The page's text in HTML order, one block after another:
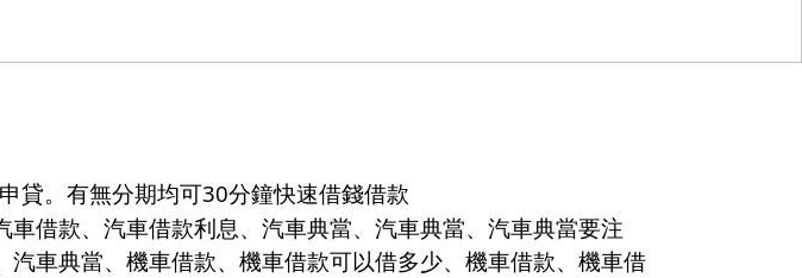
貸。有無分期均可30分鐘快速借錢借款
車借款、 汽車借款利息、汽車典當、汽車典當、汽車典當要注
車典當、機車借款、機車借款可以借多少、機車借款、機車借